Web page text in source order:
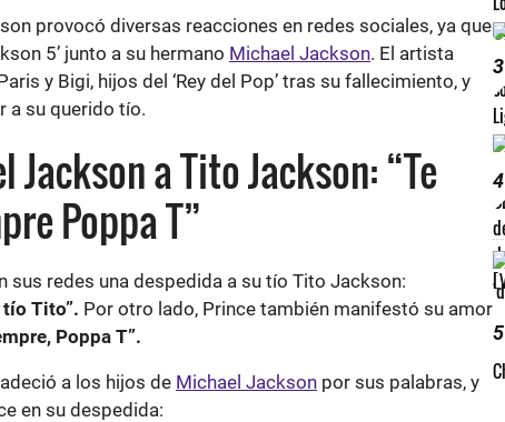
provocó diversas reacciones en redes sociales, ya que
5’ junto a su hermano Michael Jackson. El artista
y Bigi, hijos del ‘Rey del Pop’ tras su fallecimiento, y
a su querido tío.
Jackson a Tito Jackson: “Te
Poppa T”
sus redes una despedida a su tío Tito Jackson:
Tito”. Por otro lado, Prince también manifestó su amor
Poppa T”.
a los hijos de Michael Jackson por sus palabras, y
en su despedida:
3
4
5